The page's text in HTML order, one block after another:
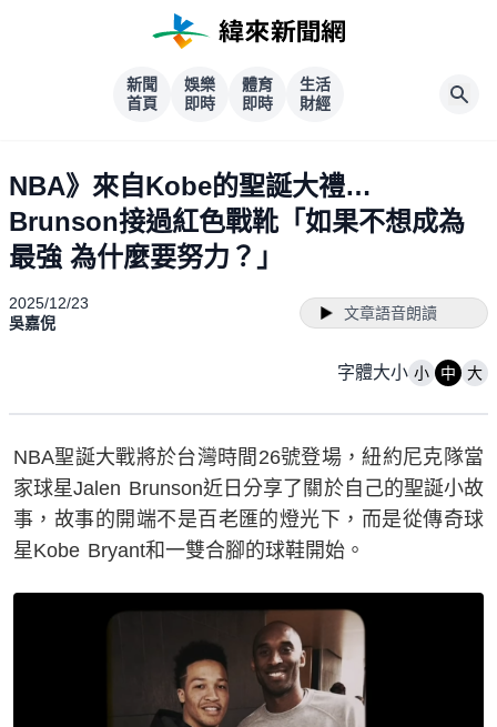
新聞
首頁
娛樂
即時
體育
即時
生活
財經
NBA》來自Kobe的聖誕大禮…
Brunson接過紅色戰靴「如果不想成為
最強 為什麼要努力？」
2025/12/23
吳嘉倪
文章語音朗讀
字體大小 小 中 大
NBA聖誕大戰將於台灣時間26號登場，紐約尼克隊當
家球星Jalen Brunson近日分享了關於自己的聖誕小故
事，故事的開端不是百老匯的燈光下，而是從傳奇球
星Kobe Bryant和一雙合腳的球鞋開始。